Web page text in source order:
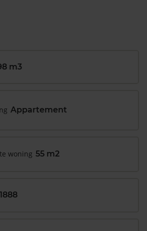
m3
Appartement
woning 55 m2
1888